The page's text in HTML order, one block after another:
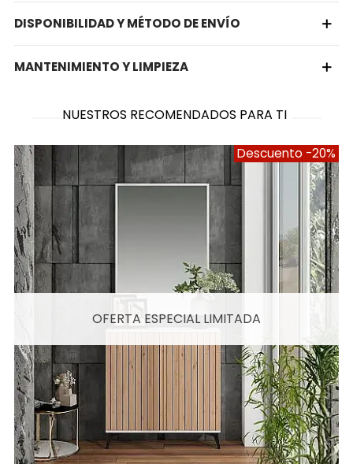
DISPONIBILIDAD Y MÉTODO DE ENVÍO
MANTENIMIENTO Y LIMPIEZA
NUESTROS RECOMENDADOS PARA TI
Descuento -20%
OFERTA ESPECIAL LIMITADA